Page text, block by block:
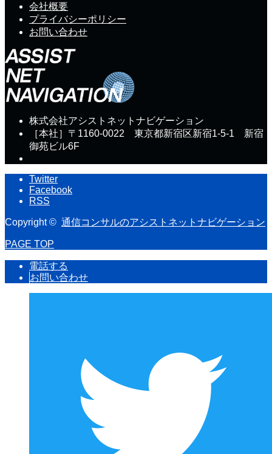
会社概要
プライバシーポリシー
お問い合わせ
株式会社アシストネットナビゲーション
［本社］〒1160-0022 東京都新宿区新宿1-5-1 新宿
御苑ビル6F
Twitter
Facebook
RSS
Copyright © 通信コンサルのアシストネットナビゲーション
PAGE TOP
電話する
お問い合わせ